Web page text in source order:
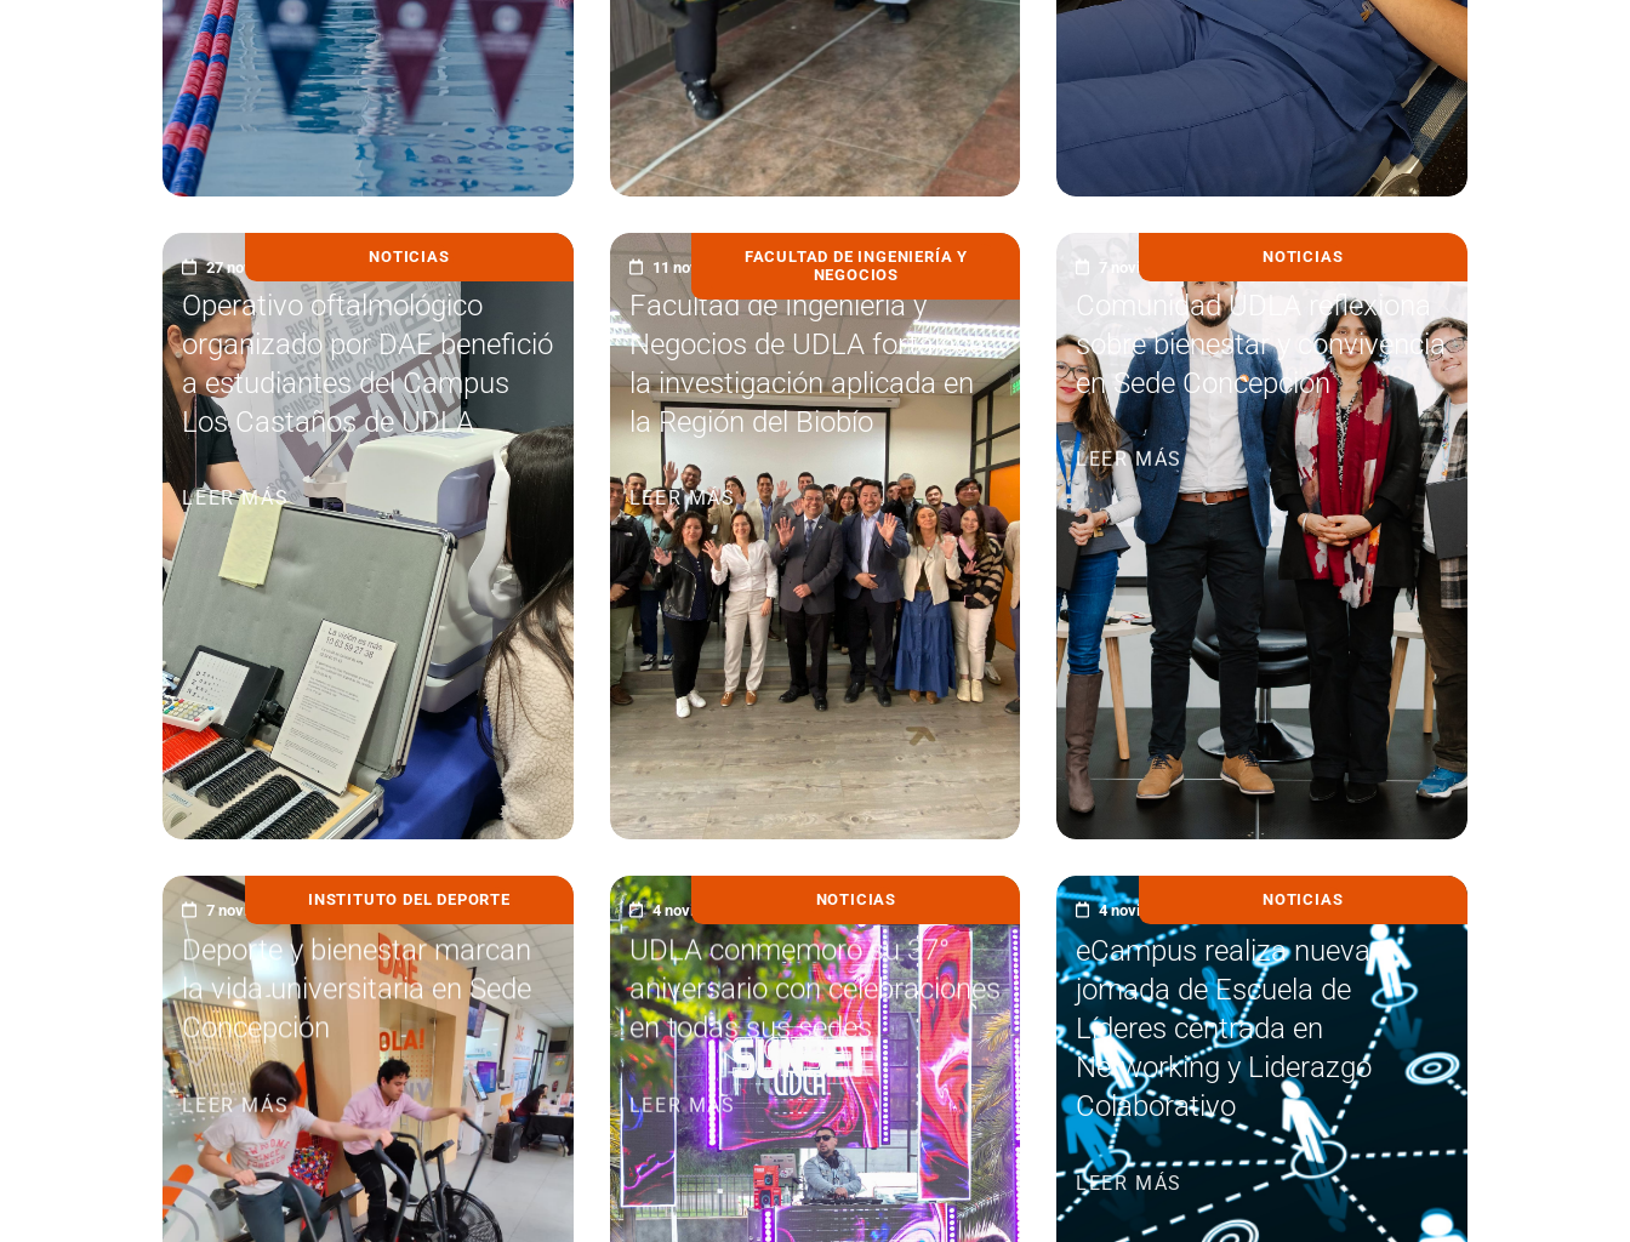
NOTICIAS
27 noviembre, 2025
Operativo oftalmológico
organizado por DAE benefició
a estudiantes del Campus
Los Castaños de UDLA
LEER MÁS
FACULTAD DE INGENIERÍA Y
NEGOCIOS
11 noviembre, 2025
Facultad de Ingeniería y
Negocios de UDLA fortalece
la investigación aplicada en
la Región del Biobío
LEER MÁS
NOTICIAS
7 noviembre, 2025
Comunidad UDLA reflexiona
sobre bienestar y convivencia
en Sede Concepción
LEER MÁS
INSTITUTO DEL DEPORTE
7 noviembre, 2025
Deporte y bienestar marcan
la vida universitaria en Sede
Concepción
LEER MÁS
NOTICIAS
4 noviembre, 2025
UDLA conmemoró su 37°
aniversario con celebraciones
en todas sus sedes
LEER MÁS
NOTICIAS
4 noviembre, 2025
eCampus realiza nueva
jornada de Escuela de
Líderes centrada en
Networking y Liderazgo
Colaborativo
LEER MÁS